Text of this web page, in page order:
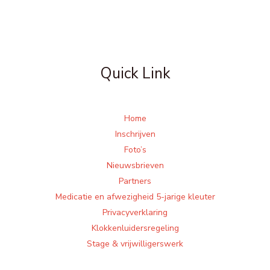
Quick Link
Home
Inschrijven
Foto’s
Nieuwsbrieven
Partners
Medicatie en afwezigheid 5-jarige kleuter
Privacyverklaring
Klokkenluidersregeling
Stage & vrijwilligerswerk